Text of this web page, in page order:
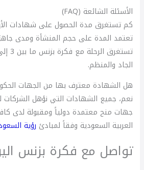
الأسئلة الشائعة (FAQ)
كم تستغرق مدة الحصول على شهادات
تعتمد المدة على حجم المنشأة ومدى
الجاد والمنظم.
هل الشهادة معترف بها من الجهات
نعم، جميع الشهادات التي نؤهل
جهات منح معتمدة دولياً ومقبولة لدى
العربية السعودية وفقاً لمبادئ رؤية السعودية
تواصل مع فكرة بزنس